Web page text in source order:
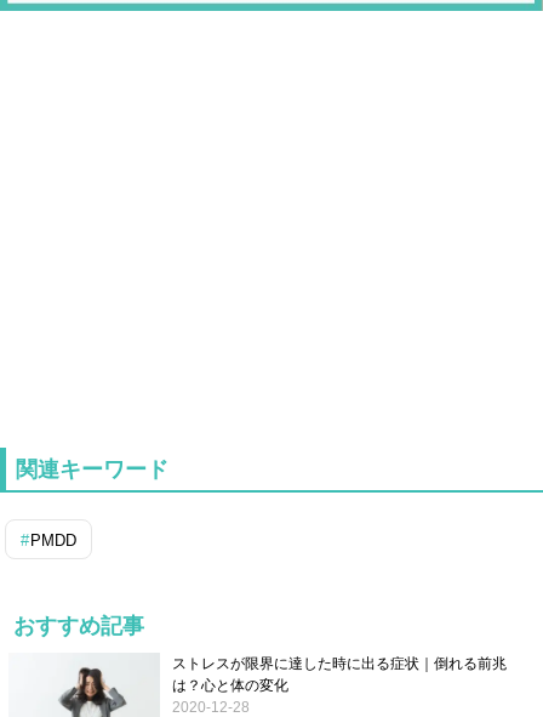
関連キーワード
PMDD
おすすめ記事
ストレスが限界に達した時に出る症状｜倒れる前兆
は？心と体の変化
2020-12-28